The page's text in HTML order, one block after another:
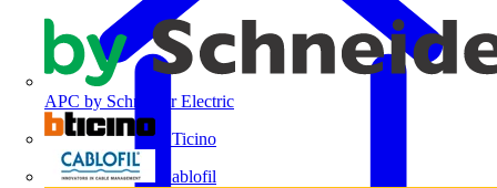
APC by Schneider Electric
BTicino
Cablofil